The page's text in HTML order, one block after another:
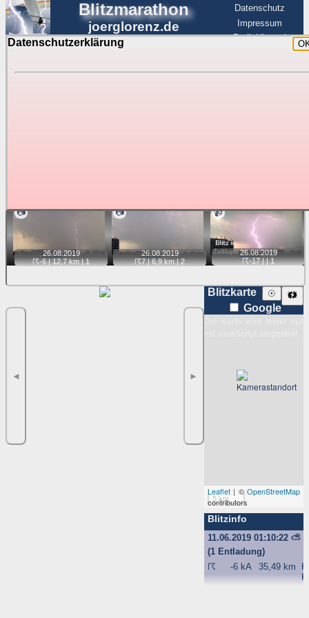
Datenschutzerklärung
Blitzmarathon
joerglorenz.de
Datenschutz
Impressum
BerlinHimmel
Blitzmarathon
Luftfahrt
📷
26.08. 2019
☈-6| 12,7 km |1
📷
26.08. 2019
☈7| 6,9 km |2
📹
26.08.2019
☈-17| |1
◄ ►
Blitzkarte 🗱
☉
Google
5 km
Leaflet | ©OpenStreetMap
contributors
Blitzinfo
11.06.2019 01:10:22⛅
(1 Entladung)
☈
-6 kA 35,49 km